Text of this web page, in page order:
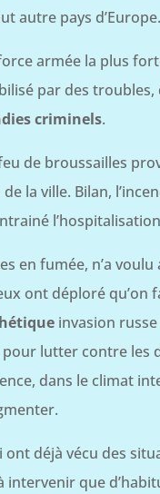
autre pays d’Europe.
armée la plus
par des
criminels.
de broussailles
la ville. Bilan,
en fumée, n’a
ont déploré qu’on
invasion
lutter contre les
dans le climat
déjà vécu des
que